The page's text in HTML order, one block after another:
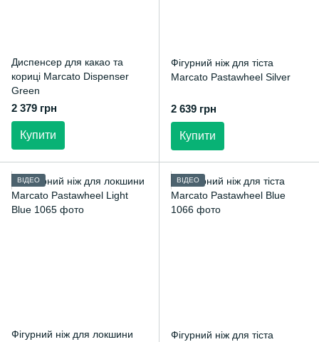
Диспенсер для какао та
кориці Marcato Dispenser
Green
2 379 грн
Купити
Фігурний ніж для тіста
Marcato Pastawheel Silver
2 639 грн
Купити
ВІДЕО
Фігурний ніж для локшини
ВІДЕО
Фігурний ніж для тіста